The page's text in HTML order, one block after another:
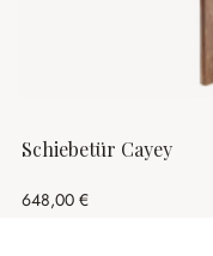
Schiebetür Cayey
648,00 €